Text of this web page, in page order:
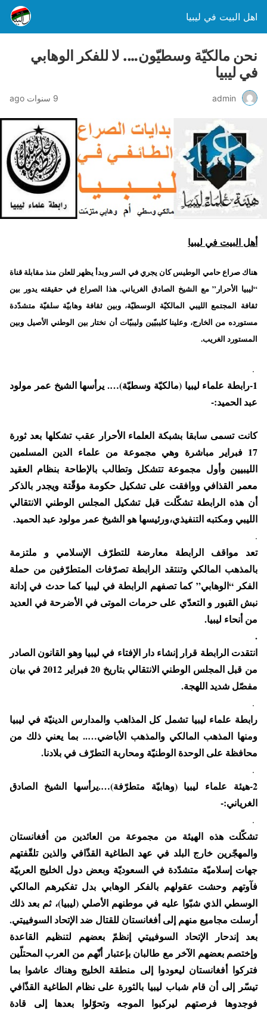
اهل البيت في ليبيا
نحن مالكيّة وسطيّون…. لا للفكر الوهابي
في ليبيا
admin 9 سنوات ago
أهل البيت في ليبيا
هناك صراع حامي الوطيس كان يجري في السر وبدأ يظهر للعلن منذ مقابلة قناة
“ليبيا الأحرار” مع الشيخ الصادق الغرياني. هذا الصراع في حقيقته يدور بين
ثقافة المجتمع الليبي المالكيّة الوسطيّة، وبين ثقافة وهابيّة سلفيّة متشدّدة
مستورده من الخارج، وعلينا كليبيّين وليبيّات أن نختار بين الوطني الأصيل وبين
المستورد الغريب.
.
1-رابطة علماء ليبيا (مالكيّة وسطيّة)…. يرأسها الشيخ عمر مولود
عبد الحميد:-
كانت تسمى سابقا بشبكة العلماء الأحرار عقب تشكلها بعد ثورة
17 فبراير مباشرة وهي مجموعة من علماء الدين المسلمين
الليبيين وأول مجموعة تتشكل وتطالب بالإطاحة بنظام العقيد
معمر القذافي ووافقت على تشكيل حكومة مؤقّتة ويجدر بالذكر
أن هذه الرابطة تشكّلت قبل تشكيل المجلس الوطني الانتقالي
الليبي ومكتبه التنفيذي،ورئيسها هو الشيخ عمر مولود عبد الحميد.
.
تعد مواقف الرابطة معارضة للتطرّف الإسلامي و ملتزمة
بالمذهب المالكي وتنتقد الرابطة تصرّفات المتطرّفين من حملة
الفكر “الوهابي” كما تصفهم الرابطة في ليبيا كما حدث في إدانة
نبش القبور و التعدّي على حرمات الموتى في الأضرحة في العديد
من أنحاء ليبيا.
.
انتقدت الرابطة قرار إنشاء دار الإفتاء في ليبيا وهو القانون الصادر
من قبل المجلس الوطني الانتقالي بتاريخ 20 فبراير 2012 في بيان
مفصّل شديد اللهجة.
.
رابطة علماء ليبيا تشمل كل المذاهب والمدارس الدينيّة في ليبيا
ومنها المذهب المالكي والمذهب الأباضي….. بما يعني ذلك من
محافظة على الوحدة الوطنيّة ومحاربة التطرّف في بلادنا.
.
2-هيئة علماء ليبيا (وهابيّة متطرّفة)….يرأسها الشيخ الصادق
الغرياني:-
.
تشكّلت هذه الهيئة من مجموعة من العائدين من أفغانستان
والمهجّرين خارج البلد في عهد الطاغية القذّافي والذين تلقّفتهم
جهات إسلاميّة متشدّدة في السعوديّة وبعض دول الخليج العربيّة
فآوتهم وحشت عقولهم بالفكر الوهابي بدل تفكيرهم المالكي
الوسطي الذي شبّوا عليه في موطنهم الأصلي (ليبيا)، ثم بعد ذلك
أرسلت مجاميع منهم إلى أفغانستان للقتال ضد الإتحاد السوفييتي.
بعد إندحار الإتحاد السوفييتي إنظمّ بعضهم لتنظيم القاعدة
وإختصم بعضهم الآخر مع طالبان بإعتبار أنّهم من العرب المحتلّين
فتركوا أفغانستان ليعودوا إلى منطقة الخليج وهناك عاشوا بما
تيسّر إلى أن قام شباب ليبيا بالثورة على نظام الطاغية القذّافي
فوجدوها فرصتهم ليركبوا الموجه وتحوّلوا بعدها إلى قادة